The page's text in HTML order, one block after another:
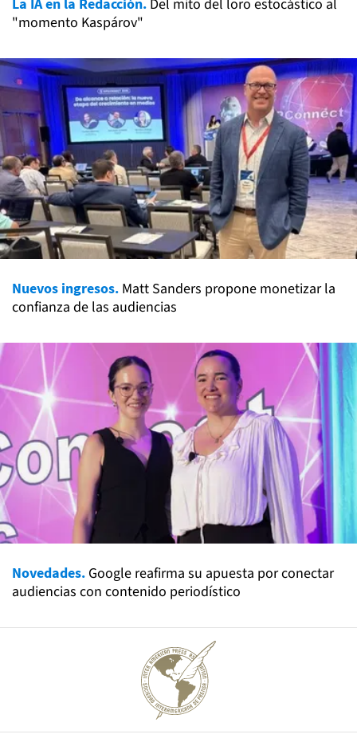
La IA en la Redacción. Del mito del loro estocástico al
"momento Kaspárov"
Nuevos ingresos. Matt Sanders propone monetizar la
confianza de las audiencias
Novedades. Google reafirma su apuesta por conectar
audiencias con contenido periodístico